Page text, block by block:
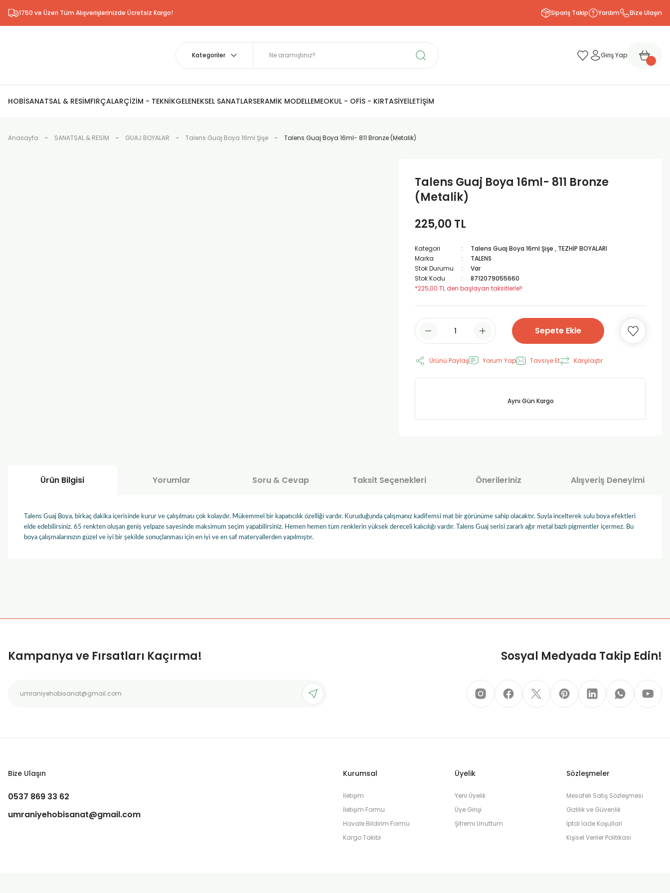
1750 ve Üzeri Tüm Alışverişlerinizde Ücretsiz Kargo! Sipariş Takip Yardım Bize Ulaşın
Giriş Yap
HOBİSANATSAL & RESİMFIRÇALARÇİZİM - TEKNİKGELENEKSEL SANATLARSERAMİK MODELLEMEOKUL - OFİS - KIRTASİYEİLETİŞİM
Anasayfa SANATSAL & RESİM GUAJ BOYALAR Talens Guaj Boya 16ml Şişe Talens Guaj Boya 16ml- 811 Bronze (Metalik)
Talens Guaj Boya 16ml- 811 Bronze
(Metalik)
225,00 TL
Kategori Talens Guaj Boya 16ml Şişe , TEZHİP BOYALARI
Marka
TALENS
Stok Durumu
Var
Stok Kodu
8712079055660
*225,00 TL den başlayan taksitlerle!!
Sepete Ekle
Ürünü Paylaş Yorum Yap Tavsiye Et Karşılaştır
Aynı Gün Kargo
Ürün Bilgisi Yorumlar Soru & Cevap Taksit Seçenekleri Önerileriniz Alışveriş Deneyimi
Talens Guaj Boya, birkaç dakika içerisinde kurur ve çalışılması çok kolaydır. Mükemmel bir kapatıcılık özelliği vardır. Kuruduğunda çalışmanız kadifemsi mat bir görünüme sahip olacaktır. Suyla incelterek sulu boya efektleri
elde edebilirsiniz. 65 renkten oluşan geniş yelpaze sayesinde maksimum seçim yapabilirsiniz. Hemen hemen tüm renklerin yüksek dereceli kalıcılığı vardır. Talens Guaj serisi zararlı ağır metal bazlı pigmentler içermez. Bu
boya çalışmalarınızın güzel ve iyi bir şekilde sonuçlanması için en iyi ve en saf materyallerden yapılmıştır.
Ürün fiyatı diğer sitelerden daha pahalı.
Kampanya ve Fırsatları Kaçırma! Sosyal Medyada Takip Edin!
Bize Ulaşın
0537 869 33 62
umraniyehobisanat@gmail.com
Kurumsal
İletişim
İletişim Formu
Havale Bildirim Formu
Kargo Takibi
Üyelik
Yeni Üyelik
Üye Girişi
Şifremi Unuttum
Sözleşmeler
Mesafeli Satış Sözleşmesi
Gizlilik ve Güvenlik
İptal İade Koşullari
Kişisel Veriler Politikası